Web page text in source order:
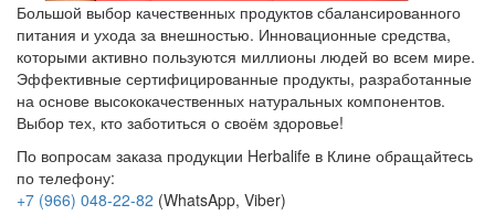
Большой выбор качественных продуктов сбалансированного
питания и ухода за внешностью. Инновационные средства,
которыми активно пользуются миллионы людей во всем мире.
Эффективные сертифицированные продукты, разработанные
на основе высококачественных натуральных компонентов.
Выбор тех, кто заботиться о своём здоровье!
По вопросам заказа продукции Herbalife в Клине обращайтесь
по телефону:
+7 (966) 048-22-82 (WhatsApp, Viber)